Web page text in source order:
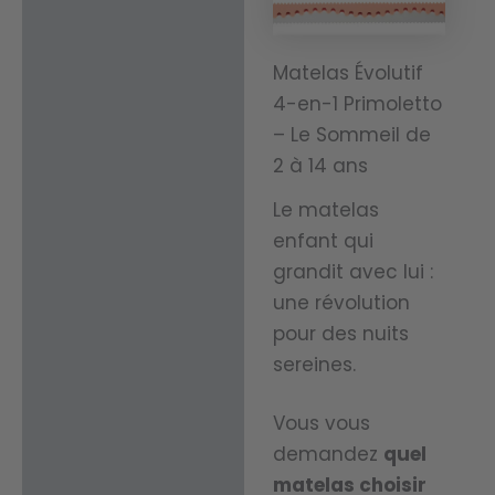
al pour
des
nuits
profon
démen
t
répara
trices.
Sa
douceu
accueil
moelle
onnel
nuit
après
nuit.
C’est
l’allianc
e
parfait
e entre
soutien
optima
a été pensé
sensation de
bien-être
inégalée et un
Protection
:
une haute
protection
Ses matériaux
spécifiquement
Matelas Évolutif
4-en-1 Primoletto
– Le Sommeil de
2 à 14 ans
Le matelas
enfant qui
grandit avec lui :
une révolution
pour des nuits
sereines.
Vous vous
demandez quel
matelas choisir